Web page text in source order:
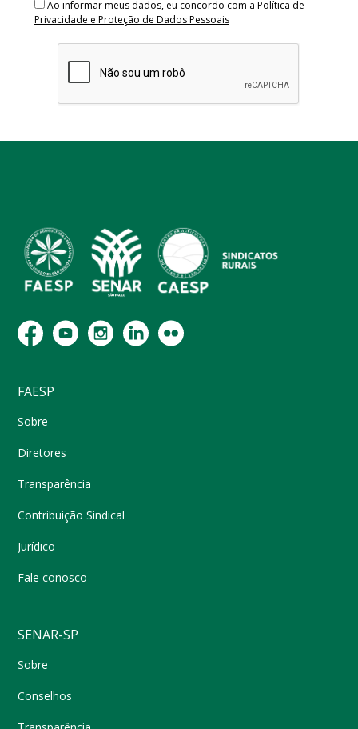
Ao informar meus dados, eu concordo com a Política de
Privacidade e Proteção de Dados Pessoais
FAESP
Sobre
Diretores
Transparência
Contribuição Sindical
Jurídico
Fale conosco
SENAR-SP
Sobre
Conselhos